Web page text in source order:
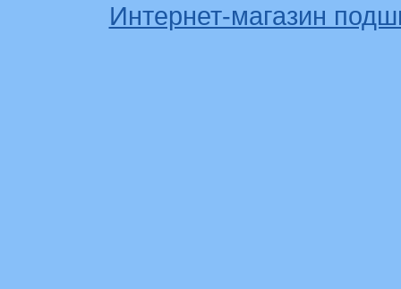
Интернет-магазин